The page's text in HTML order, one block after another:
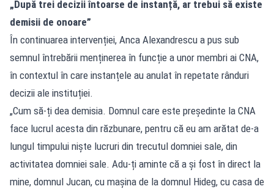
„După trei decizii întoarse de instanță, ar trebui să existe
demisii de onoare”
În continuarea intervenției, Anca Alexandrescu a pus sub
semnul întrebării menținerea în funcție a unor membri ai CNA,
în contextul în care instanțele au anulat în repetate rânduri
decizii ale instituției.
„Cum să-ți dea demisia. Domnul care este președinte la CNA
face lucrul acesta din răzbunare, pentru că eu am arătat de-a
lungul timpului niște lucruri din trecutul domniei sale, din
activitatea domniei sale. Adu-ți aminte că a și fost în direct la
mine, domnul Jucan, cu mașina de la domnul Hideg, cu casa de